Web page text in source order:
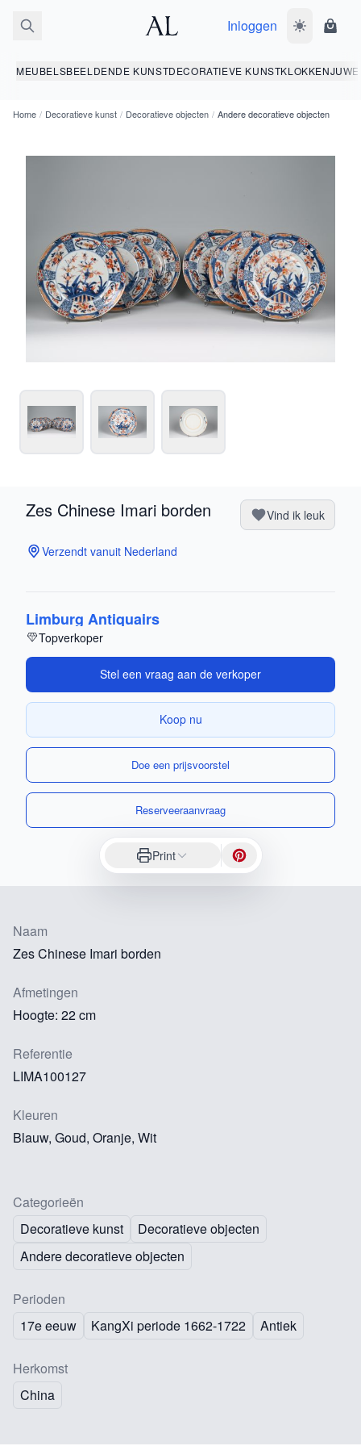
Inloggen Wissel
MEUBELSBEELDENDE KUNSTDECORATIEVE KUNSTKLOKKEN
Home / Decoratieve kunst / Decoratieve objecten / Andere decoratieve objecten
Zes Chinese Imari borden Vind ik leuk
Verzendt vanuit Nederland
Limburg Antiquairs
Topverkoper
Stel een vraag aan de verkoper
Koop nu
Doe een prijsvoorstel
Reserveeraanvraag
Print
Naam
Zes Chinese Imari borden
Afmetingen
Hoogte: 22 cm
Referentie
LIMA100127
Kleuren
Blauw, Goud, Oranje, Wit
Categorieën
Decoratieve kunst
Decoratieve objecten
Andere decoratieve objecten
Perioden
17e eeuw
KangXi periode 1662-1722 Antiek
Herkomst
China